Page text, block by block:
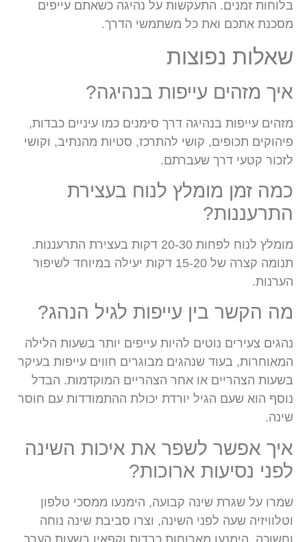
בלוחות זמנים. התעקשות על נהיגה כשאתם עייפים
מסכנת אתכם ואת כל משתמשי הדרך.
שאלות נפוצות
איך מזהים עייפות בנהיגה?
מזהים עייפות בנהיגה דרך סימנים כמו עיניים כבדות,
פיהוקים תכופים, קושי להתרכז, סטיות מהנתיב, וקושי
לזכור קטעי דרך שעברתם.
כמה זמן מומלץ לנוח בעצירת
התרעננות?
מומלץ לנוח לפחות 20-30 דקות בעצירת התרעננות.
תנומה קצרה של 15-20 דקות יעילה במיוחד לשיפור
הערנות.
מה הקשר בין עייפות לגיל הנהג?
נהגים צעירים נוטים להיות עייפים יותר בשעות הלילה
המאוחרות, בעוד שנהגים מבוגרים חווים עייפות בעיקר
בשעות הצהריים או אחר הצהריים המוקדמות. הבדל
נוסף הוא שעם הגיל יורדת יכולת ההתמודדות עם חוסר
שינה.
איך אפשר לשפר את איכות השינה
לפני נסיעות ארוכות?
שמרו על שגרת שינה קבועה, הימנעו ממסכי טלפון
וטלוויזיה שעה לפני השינה, וצרו סביבת שינה נוחה
וחשוכה. הימנעו מארוחות כבדות וקפאין בשעות הערב.